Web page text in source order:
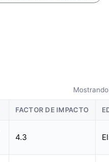
FACTOR DE IMPACTO
4.3